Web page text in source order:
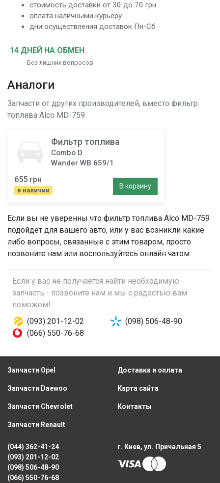
стоимость доставки от 30 до 70 грн.
оплата наличными курьеру
дни осуществления доставок Пн-Сб
14 ДНЕЙ НА ОБМЕН
Без лишних вопросов
Аналоги
Запчасти от других производителей, вместо фильтр
топлива Alco MD-759
Фильтр топлива
Combo D
Wander WB 659/1
655 грн
в наличии
В корзину
Если вы не уверенны что фильтр топлива Alco MD-759
подойдет для вашего авто, или у вас возникли какие
либо вопросы, связанные с этим товаром, просто
позвоните нам или воспользуйтесь онлайн чатом.
Если у вас не получается найти необходимую
запчасть - позвоните нам и мы с радостью вам
поможем!
(093) 201-12-02
(098) 506-48-90
(066) 550-76-68
Запчасти Opel
Запчасти Daewoo
Запчасти Chevrolet
Запчасти Renault
Доставка и оплата
Карта сайта
Контакты
(044) 362-41-24
(093) 201-12-02
(098) 506-48-90
(066) 550-76-68
г. Киев, ул. Причальная 5